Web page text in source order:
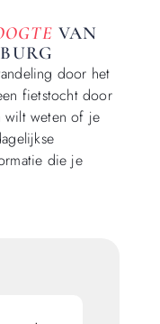
VAN
door het
fietstocht door
wilt weten of je
die je